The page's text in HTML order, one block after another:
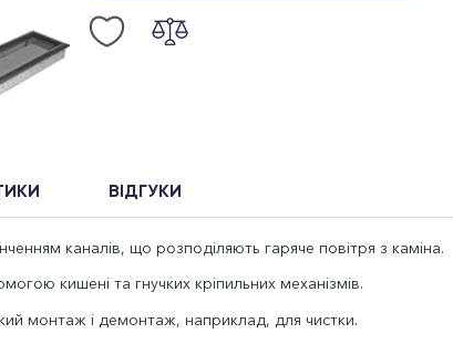
ВІДГУКИ
каналів, що розподіляють гаряче повітря з каміна.
кишені та гнучких кріпильних механізмів.
монтаж і демонтаж, наприклад, для чистки.